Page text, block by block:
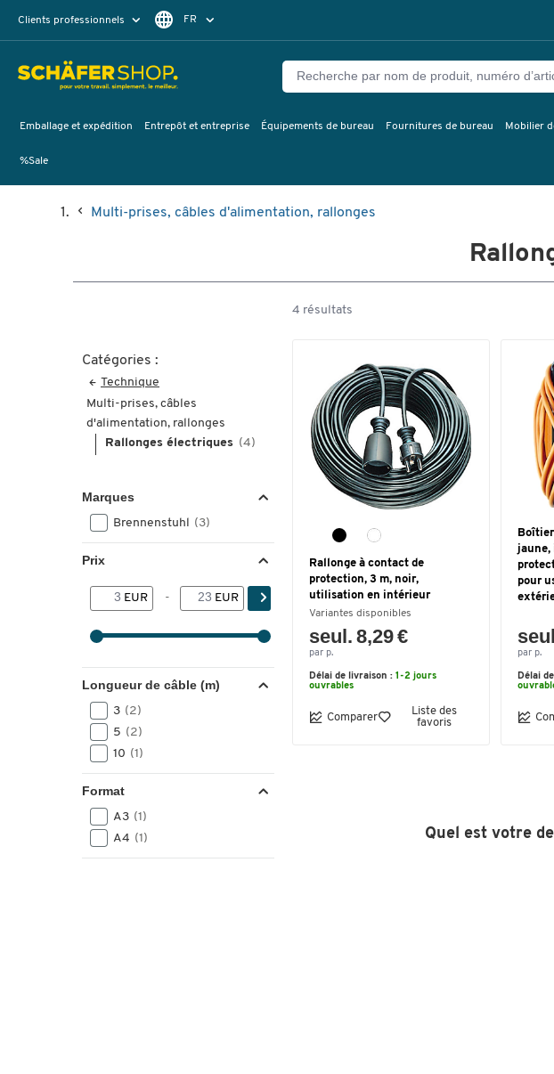
Clients professionnels FR
Emballage et expédition Entrepôt et entreprise Équipements de bureau Fournitures de bureau Mobilier
%Sale
Multi-prises, câbles d'alimentation, rallonges
Catégories :
Technique
Multi-prises, câbles
d'alimentation, rallonges
Rallonges électriques (4)
Marques
Brennenstuhl (3)
Prix
EUR - EUR
Longueur de câble (m)
3 (2)
5 (2)
10 (1)
Format
A3 (1)
A4 (1)
4 résultats
Rallonge à contact de
protection, 3 m, noir,
utilisation en intérieur
Variantes disponibles
seul. 8,29 €
par p.
Délai de livraison : 1-2 jours
ouvrables
Comparer
Liste des
favoris
jaune,
pour
par p.
Délai
Quel est votre